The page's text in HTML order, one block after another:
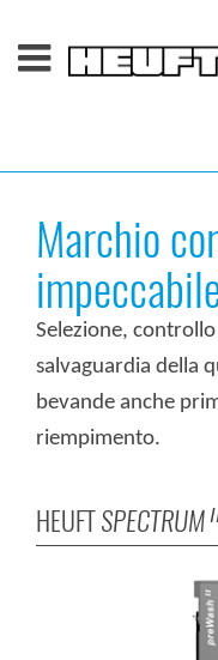
Marchio
Selezione,
salvaguardia della
bevande anche
riempimento.
HEUFTSPECTRUM